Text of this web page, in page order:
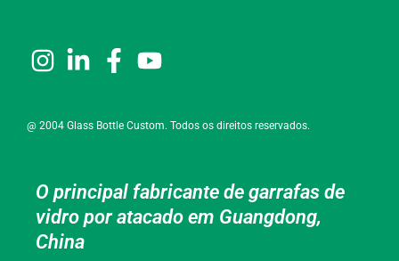
@ 2004 Glass Bottle Custom. Todos os direitos reservados.
O principal fabricante de garrafas de
vidro por atacado em Guangdong,
China